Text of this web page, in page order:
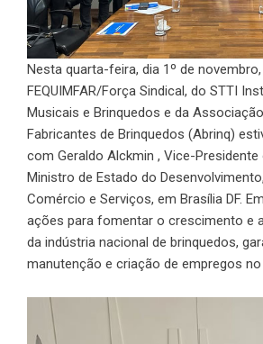
Nesta quarta-feira, dia 1º de
FEQUIMFAR/Força Sindical, do STTI
Musicais e Brinquedos e da
Fabricantes de Brinquedos (Abrinq)
com Geraldo Alckmin , Vice-Presidente
Ministro de Estado do
Comércio e Serviços, em Brasília DF.
ações para fomentar o crescimento e
da indústria nacional de brinquedos,
manutenção e criação de empregos no